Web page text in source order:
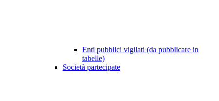
Enti pubblici vigilati (da pubblicare in
tabelle)
Società partecipate